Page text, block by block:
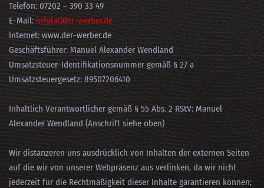
Telefon: 07202 – 390 33 49
E-Mail: info(at)der-werber.de
Internet: www.der-werber.de
Geschäftsführer: Manuel Alexander Wendland
Umsatzsteuer-Identifikationsnummer gemäß § 27 a
Umsatzsteuergesetz: 89507206410
Inhaltlich Verantwortlicher gemäß § 55 Abs. 2 RStV: Manuel
Alexander Wendland (Anschrift siehe oben)
Wir distanzeren uns ausdrücklich von Inhalten der externen Seiten
auf die wir von unserer Webpräsenz aus verlinken, da wir nicht
jederzeit für die Rechtmäßigkeit dieser Inhalte garantieren können;